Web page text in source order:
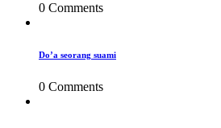
0 Comments
Do’a seorang suami
0 Comments